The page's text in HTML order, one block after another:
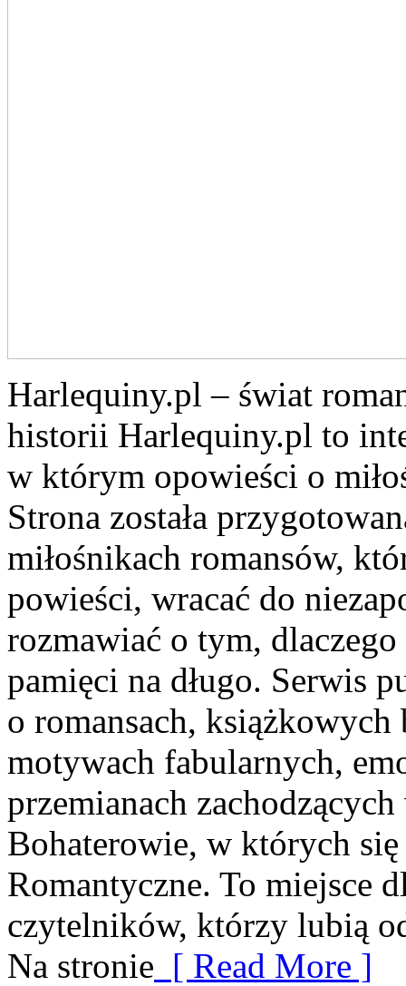
Harlequiny.pl – świat
historii Harlequiny.pl to
w którym opowieści o
Strona została
miłośnikach romansów,
powieści, wracać do
rozmawiać o tym,
pamięci na długo. Serwis
o romansach,
motywach fabularnych,
przemianach
Bohaterowie, w których
Romantyczne. To miejsce
czytelników, którzy lubią
Na stronie [ Read More ]